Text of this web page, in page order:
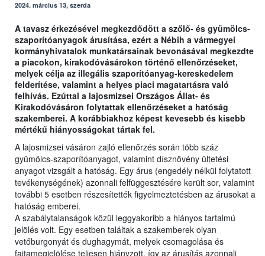
2024. március 13, szerda
A tavasz érkezésével megkezdődött a szőlő- és gyümölcs-
szaporítóanyagok árusítása, ezért a Nébih a vármegyei
kormányhivatalok munkatársainak bevonásával megkezdte
a piacokon, kirakodóvásárokon történő ellenőrzéseket,
melyek célja az illegális szaporítóanyag-kereskedelem
felderítése, valamint a helyes piaci magatartásra való
felhívás. Ezúttal a lajosmizsei Országos Állat- és
Kirakodóvásáron folytattak ellenőrzéseket a hatóság
szakemberei. A korábbiakhoz képest kevesebb és kisebb
mértékű hiányosságokat tártak fel.
A lajosmizsei vásáron zajló ellenőrzés során több száz
gyümölcs-szaporítóanyagot, valamint dísznövény ültetési
anyagot vizsgált a hatóság. Egy árus (engedély nélkül folytatott
tevékenységének) azonnali felfüggesztésére került sor, valamint
további 5 esetben részesítették figyelmeztetésben az árusokat a
hatóság emberei.
A szabálytalanságok közül leggyakoribb a hiányos tartalmú
jelölés volt. Egy esetben találtak a szakemberek olyan
vetőburgonyát és dughagymát, melyek csomagolása és
fajtamegjelölése teljesen hiányzott, így az árusítás azonnali